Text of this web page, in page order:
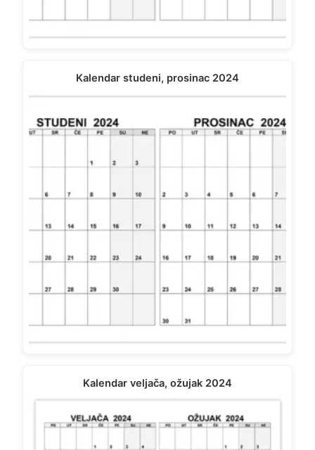
Kalendar studeni, prosinac 2024
Kalendar veljača, ožujak 2024